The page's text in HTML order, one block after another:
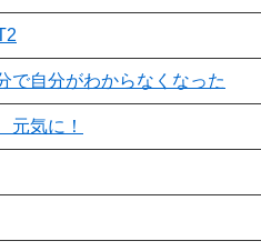
で自分がわからなくなった
元気に！